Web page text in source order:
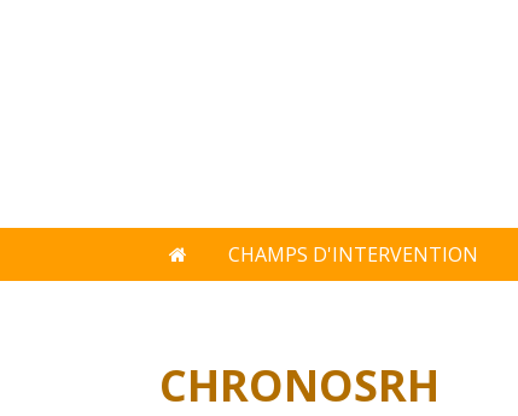
CHAMPS D'INTERVENTION
CHRONOSRH